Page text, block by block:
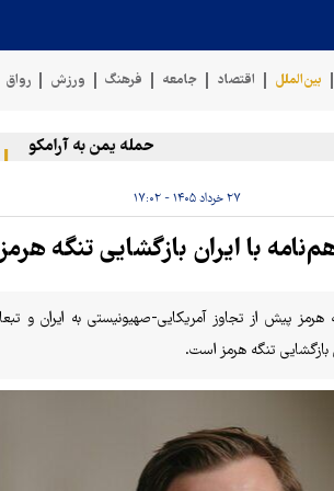
بین‌الملل اقتصاد جامعه فرهنگ ورزش رواق
حمله یمن به آرامکو
۲۷ خرداد ۱۴۰۵ - ۱۷:۰۲
با ایران بازگشایی تنگه
هرمز پیش از تجاوز آمریکایی-صهیونیستی به ایران و
بازگشایی تنگه هرمز است.